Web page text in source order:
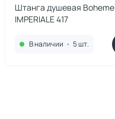
Штанга душевая Boheme
IMPERIALE 417
В наличии • 5 шт.